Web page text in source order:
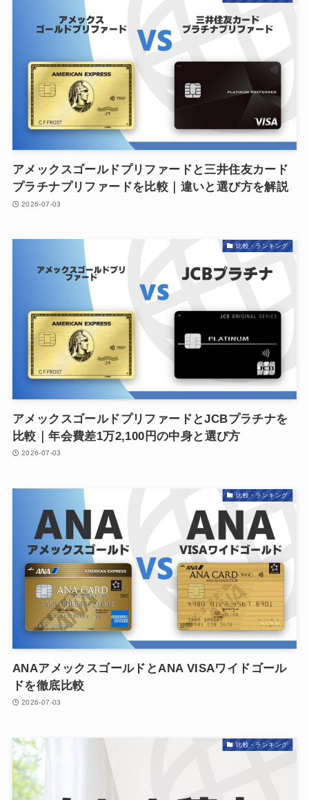
アメックスゴールドプリファードと三井住友カード
プラチナプリファードを比較｜違いと選び方を解説
2026-07-03
比較・ランキング
アメックスゴールドプリファードとJCBプラチナを
比較｜年会費差1万2,100円の中身と選び方
2026-07-03
比較・ランキング
ANAアメックスゴールドとANA VISAワイドゴール
ドを徹底比較
2026-07-03
比較・ランキング